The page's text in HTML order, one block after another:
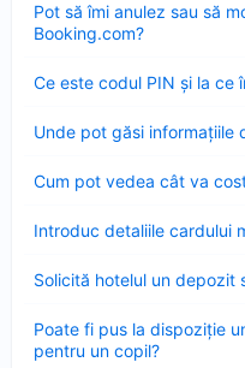
Pot să îmi anulez sau să
Booking.com?
închis
Ce este codul PIN şi la ce
închis
Unde pot găsi informațiile
închis
Cum pot vedea cât va
închis
Introduc detaliile cardului
închis
Solicită hotelul un depozit
închis
Poate fi pus la dispoziție
pentru un copil?
închis